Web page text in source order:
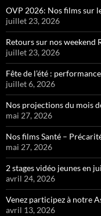
OVP 2026: Nos films sur
juillet 23, 2026
Retours sur nos weekend
juillet 23, 2026
Fête de l’été :
juillet 6, 2026
Nos projections du mois
mai 27, 2026
Nos films Santé –
mai 27, 2026
2 stages vidéo jeunes en
avril 24, 2026
Venez participez à notre
avril 13, 2026